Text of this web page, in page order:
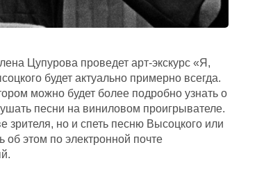
Цупурова проведет арт-экскурс «Я,
будет актуально примерно всегда.
можно будет более подробно узнать о
песни на виниловом проигрывателе.
зрителя, но и спеть песню Высоцкого или
об этом по электронной почте